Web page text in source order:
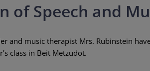
of Speech and
and music therapist Mrs. Rubinstein
class in Beit Metzudot.